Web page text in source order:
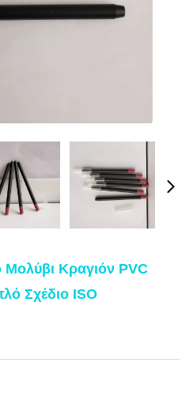
Κραγιόν PVC
Σχέδιο ISO